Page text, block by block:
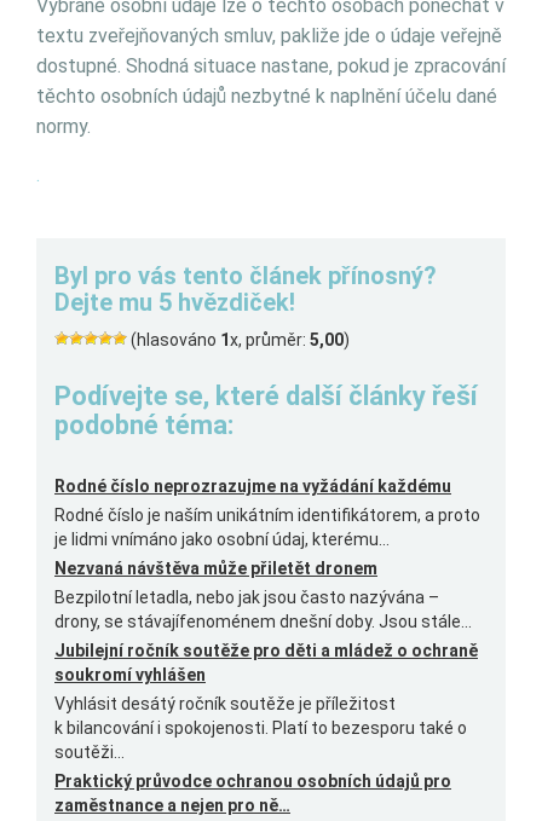
Vybrané osobní údaje lze o těchto osobách ponechat v
textu zveřejňovaných smluv, pakliže jde o údaje veřejně
dostupné. Shodná situace nastane, pokud je zpracování
těchto osobních údajů nezbytné k naplnění účelu dané
normy.
.
Byl pro vás tento článek přínosný?
Dejte mu 5 hvězdiček!
(hlasováno 1x, průměr: 5,00)
Podívejte se, které další články řeší
podobné téma:
Rodné číslo neprozrazujme na vyžádání každému
Rodné číslo je naším unikátním identifikátorem, a proto
je lidmi vnímáno jako osobní údaj, kterému...
Nezvaná návštěva může přiletět dronem
Bezpilotní letadla, nebo jak jsou často nazývána –
drony, se stávajífenoménem dnešní doby. Jsou stále...
Jubilejní ročník soutěže pro děti a mládež o ochraně
soukromí vyhlášen
Vyhlásit desátý ročník soutěže je příležitost
k bilancování i spokojenosti. Platí to bezesporu také o
soutěži...
Praktický průvodce ochranou osobních údajů pro
zaměstnance a nejen pro ně…